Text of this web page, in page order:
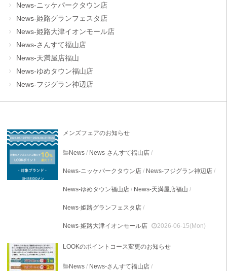
News-ニッケパークタウン店
News-姫路グランフェスタ店
News-姫路大津イオンモール店
News-さんすて福山店
News-天満屋店福山
News-ゆめタウン福山店
News-フジグラン神辺店
メンズフェアのお知らせ
News / News-さんすて福山店 /
News-ニッケパークタウン店 / News-フジグラン神辺店 /
News-ゆめタウン福山店 / News-天満屋店福山 /
News-姫路グランフェスタ店 /
News-姫路大津イオンモール店 2026-06-15(Mon)
LOOKのポイントコース変更のお知らせ
News / News-さんすて福山店 /